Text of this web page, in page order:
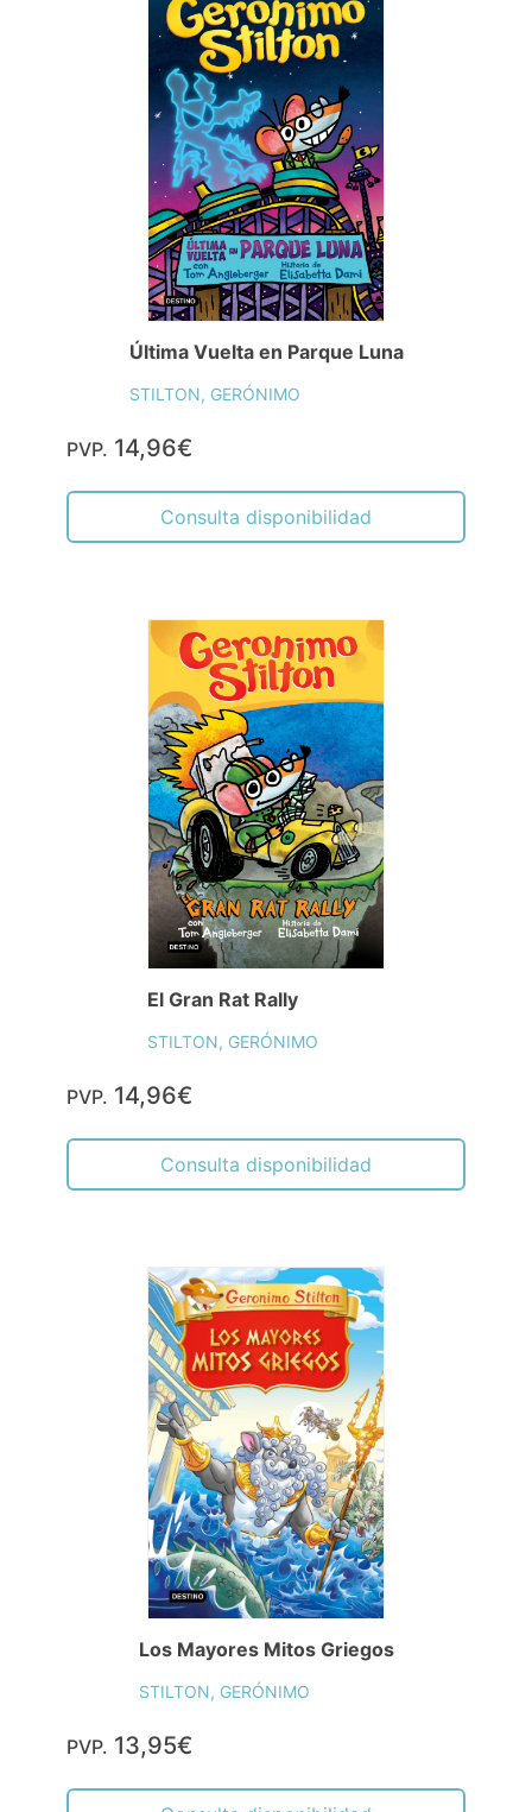
Última Vuelta en Parque Luna
STILTON, GERÓNIMO
14,96€
Consulta disponibilidad
El Gran Rat Rally
STILTON, GERÓNIMO
14,96€
Consulta disponibilidad
Los Mayores Mitos Griegos
STILTON, GERÓNIMO
13,95€
Consulta disponibilidad